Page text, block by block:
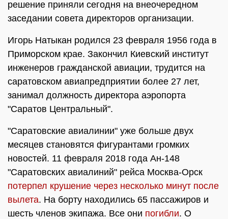
решение приняли сегодня на внеочередном
заседании совета директоров организации.
Игорь Натыкан родился 23 февраля 1956 года в
Приморском крае. Закончил Киевский институт
инженеров гражданской авиации, трудится на
саратовском авиапредприятии более 27 лет,
занимал должность директора аэропорта
"Саратов Центральный".
"Саратовские авиалинии" уже больше двух
месяцев становятся фигурантами громких
новостей. 11 февраля 2018 года Ан-148
"Саратовских авиалиний" рейса Москва-Орск
потерпел крушение через несколько минут после
вылета. На борту находились 65 пассажиров и
шесть членов экипажа. Все они погибли. О